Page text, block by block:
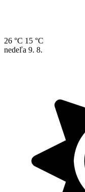
26 °C 15 °C
nedeľa 9. 8.